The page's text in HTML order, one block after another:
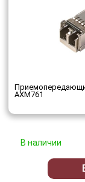
AXM761
В наличии